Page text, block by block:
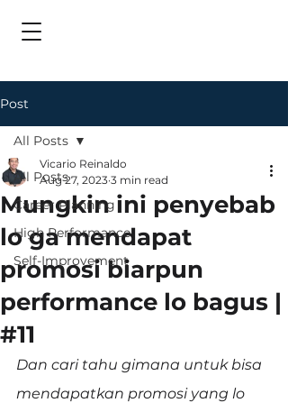
Post
All Posts
Career Planning
High Performance
Self-Improvement
All Posts
Mungkin ini penyebab
lo ga mendapat
promosi biarpun
performance lo bagus |
#11
Vicario Reinaldo
Aug 27, 2023 3 min read
Dan cari tahu gimana untuk bisa
mendapatkan promosi yang lo